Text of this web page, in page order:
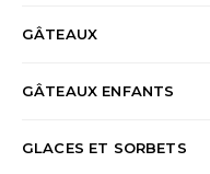
GÂTEAUX
GÂTEAUX ENFANTS
GLACES ET SORBETS